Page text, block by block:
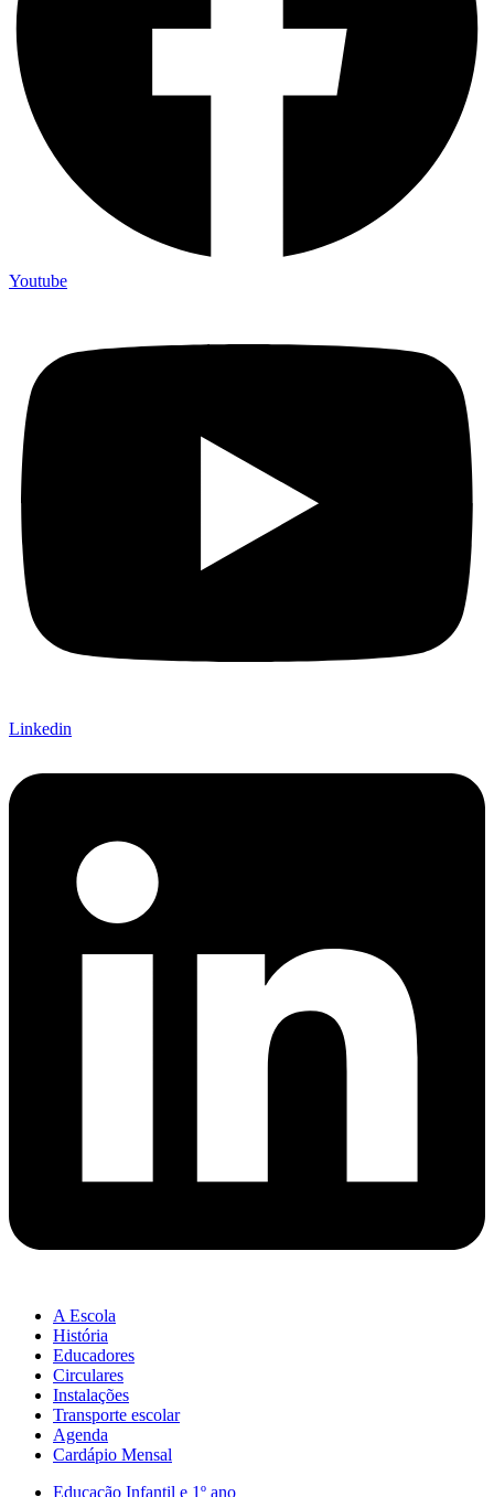
Youtube
Linkedin
A Escola
História
Educadores
Circulares
Instalações
Transporte escolar
Agenda
Cardápio Mensal
Educação Infantil e 1º ano